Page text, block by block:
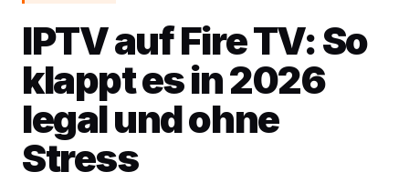
IPTV auf Fire TV: So
klappt es in 2026
legal und ohne
Stress